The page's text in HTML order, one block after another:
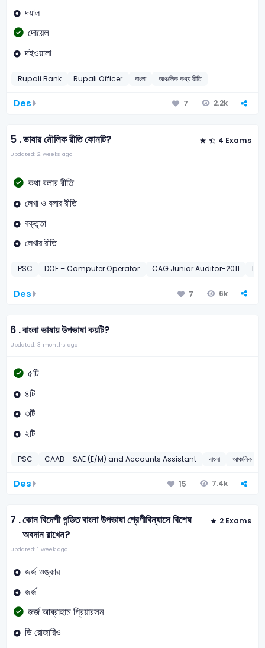
দয়াল
দোয়েল
দইওয়ালা
Rupali Bank Rupali Officer বাংলা আঞ্চলিক কথ্য রীতি
Des 7 2.2k
5 .ভাষার মৌলিক রীতি কোনটি? 4 Exams
Updated: 2 weeks ago
কথা বলার রীতি
লেখা ও বলার রীতি
বক্তৃতা
লেখার রীতি
PSC DOE – Computer Operator CAG Junior Auditor-2011
Des 7 6k
6 .বাংলা ভাষায় উপভাষা কয়টি?
Updated: 3 months ago
৫টি
৪টি
৩টি
২টি
PSC CAAB – SAE (E/M) and Accounts Assistant বাংলা আঞ্চলিক কথ্য
Des 15 7.4k
7 .কোন বিদেশী পন্ডিত বাংলা উপভাষা শ্রেণীবিন্যাসে বিশেষ
অবদান রাখেন?
2 Exams
Updated: 1 week ago
জর্জ ওঙ্কার
জর্জ
জর্জ আব্রাহাম গ্রিয়ারসন
ডি রোজারিও